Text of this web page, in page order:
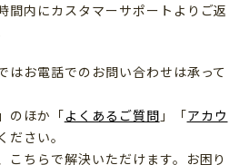
間内にカスタマーサポートよりご返
はお電話でのお問い合わせは承って
」のほか「よくあるご質問 」「アカウ
ださい。
こちらで解決いただけます。お困り